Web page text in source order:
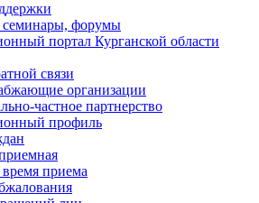
семинары, форумы
портал Курганской области
связи
организации
частное партнерство
профиль
приема